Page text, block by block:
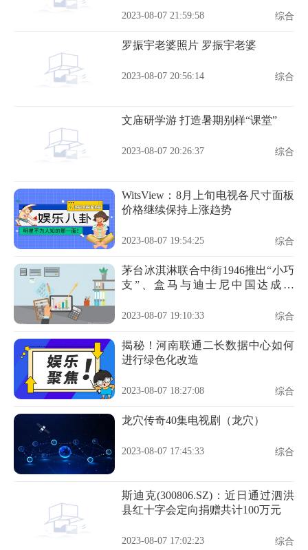
2023-08-07 21:59:58 综合
罗振宇老婆照片 罗振宇老婆
2023-08-07 20:56:14 综合
文庙研学游 打造暑期别样“课堂”
2023-08-07 20:26:37 综合
WitsView：8月上旬电视各尺寸面板
价格继续保持上涨趋势
2023-08-07 19:54:25 综合
茅台冰淇淋联合中街1946推出“小巧
支”、盒马与迪士尼中国达成合
2023-08-07 19:10:33 综合
揭秘！河南联通二长数据中心如何
进行绿色化改造
2023-08-07 18:27:08 综合
龙穴传奇40集电视剧（龙穴）
2023-08-07 17:45:33 综合
斯迪克(300806.SZ)：近日通过泗洪
县红十字会定向捐赠共计100万元
2023-08-07 17:02:23 综合